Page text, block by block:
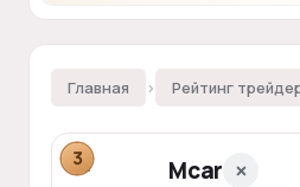
Главная › Рейтинг
3 Mcar